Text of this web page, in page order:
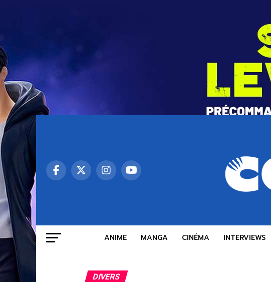
ANIME MANGA CINÉMA INTERVIEWS
DIVERS